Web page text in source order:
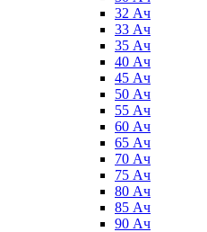
32 Ач
33 Ач
35 Ач
40 Ач
45 Ач
50 Ач
55 Ач
60 Ач
65 Ач
70 Ач
75 Ач
80 Ач
85 Ач
90 Ач